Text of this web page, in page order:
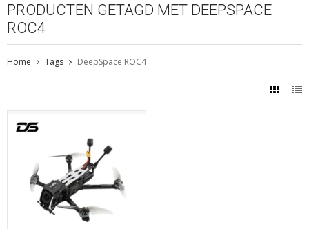
PRODUCTEN GETAGD MET DEEPSPACE
ROC4
Home Tags DeepSpace ROC4